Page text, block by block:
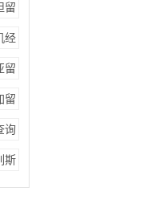
留
经
留
留
询
斯